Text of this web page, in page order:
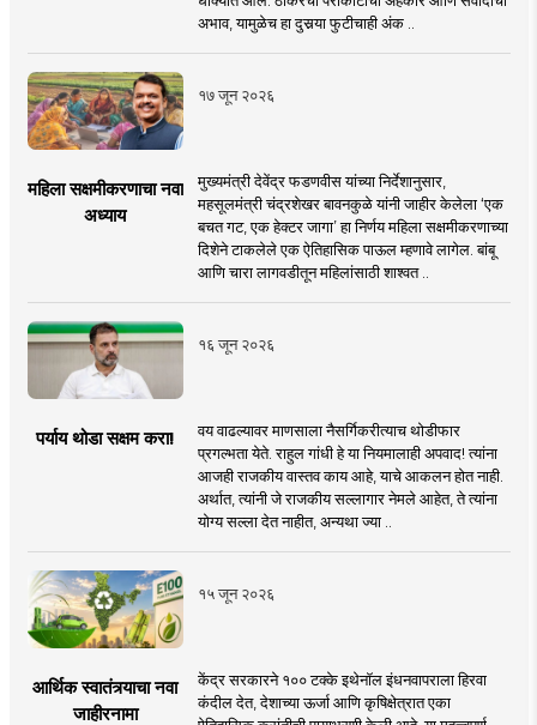
अभाव, यामुळेच हा दुसर्‍या फुटीचाही अंक ..
१७ जून २०२६
महिला सक्षमीकरणाचा नवा
अध्याय
मुख्यमंत्री देवेंद्र फडणवीस यांच्या निर्देशानुसार,
महसूलमंत्री चंद्रशेखर बावनकुळे यांनी जाहीर केलेला ‘एक
बचत गट, एक हेक्टर जागा’ हा निर्णय महिला सक्षमीकरणाच्या
दिशेने टाकलेले एक ऐतिहासिक पाऊल म्हणावे लागेल. बांबू
आणि चारा लागवडीतून महिलांसाठी शाश्वत ..
१६ जून २०२६
पर्याय थोडा सक्षम करा!
वय वाढल्यावर माणसाला नैसर्गिकरीत्याच थोडीफार
प्रगल्भता येते. राहुल गांधी हे या नियमालाही अपवाद! त्यांना
आजही राजकीय वास्तव काय आहे, याचे आकलन होत नाही.
अर्थात, त्यांनी जे राजकीय सल्लागार नेमले आहेत, ते त्यांना
योग्य सल्ला देत नाहीत, अन्यथा ज्या ..
१५ जून २०२६
आर्थिक स्वातंत्र्याचा नवा
जाहीरनामा
केंद्र सरकारने १०० टक्के इथेनॉल इंधनवापराला हिरवा
कंदील देत, देशाच्या ऊर्जा आणि कृषिक्षेत्रात एका